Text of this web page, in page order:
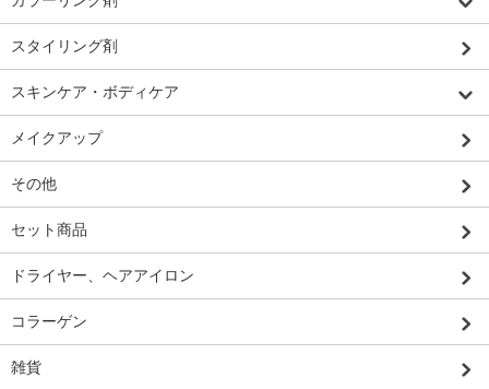
スタイリング剤
スキンケア・ボディケア
メイクアップ
その他
セット商品
ドライヤー、ヘアアイロン
コラーゲン
雑貨